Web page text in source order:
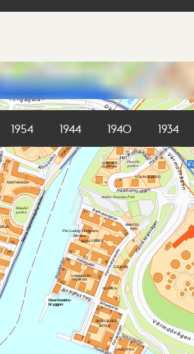
1954 1944 1940 1934